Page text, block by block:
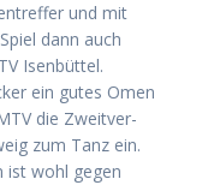
und mit
dann auch
Isen­büt­tel.
ein gutes Omen
die Zweit­ver­
zum Tanz ein.
ist wohl gegen